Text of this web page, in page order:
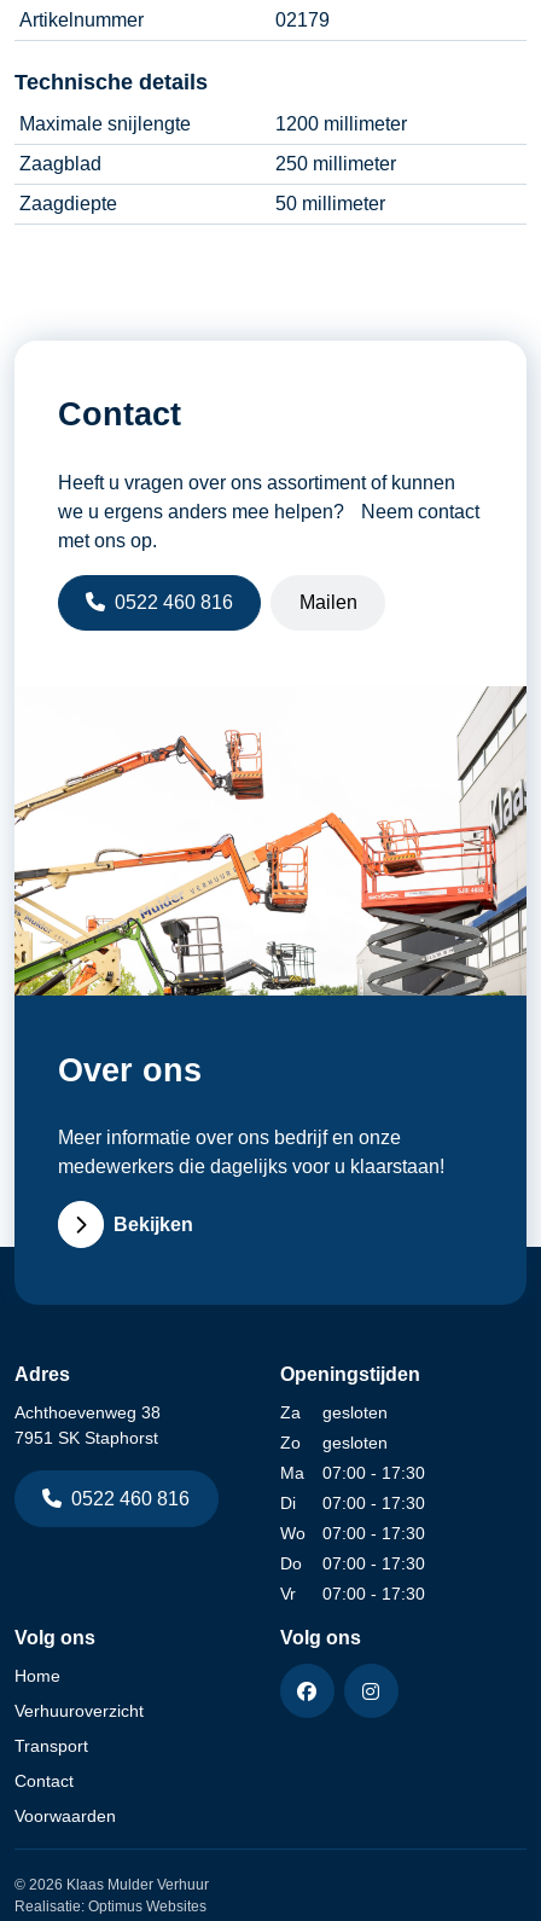
Artikelnummer 02179
Technische details
Maximale snijlengte
1200 millimeter
Zaagblad
250 millimeter
Zaagdiepte
50 millimeter
Contact
Heeft u vragen over ons assortiment of kunnen
we u ergens anders mee helpen? Neem contact
met ons op.
0522 460 816 Mailen
Over ons
Meer informatie over ons bedrijf en onze
medewerkers die dagelijks voor u klaarstaan!
Bekijken
Adres
Achthoevenweg 38
7951 SK Staphorst
0522 460 816
Openingstijden
Za
gesloten
Zo
gesloten
Ma
07:00 - 17:30
Di
07:00 - 17:30
Wo
07:00 - 17:30
Do
07:00 - 17:30
Vr
07:00 - 17:30
Volg ons
Home
Verhuuroverzicht
Transport
Contact
Voorwaarden
Volg ons
© 2026 Klaas Mulder Verhuur
Realisatie: Optimus Websites